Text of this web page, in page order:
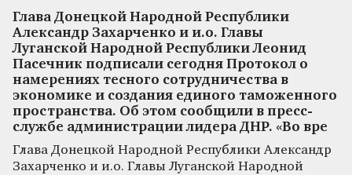
Глава Донецкой Народной Республики
Александр Захарченко и и.о. Главы
Луганской Народной Республики Леонид
Пасечник подписали сегодня Протокол о
намерениях тесного сотрудничества в
экономике и создания единого таможенного
пространства. Об этом сообщили в пресс-
службе администрации лидера ДНР. «Во вре
Глава Донецкой Народной Республики Александр
Захарченко и и.о. Главы Луганской Народной